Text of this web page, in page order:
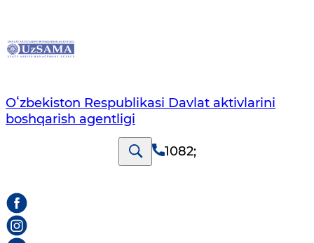
Oʻzbekiston Respublikasi Davlat aktivlarini
boshqarish agentligi
1082;